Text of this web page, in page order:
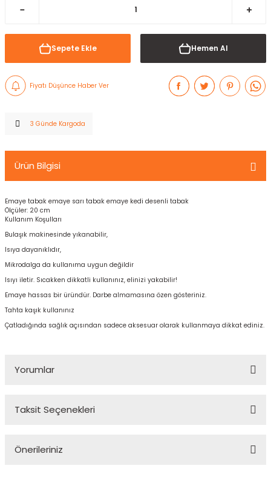
Sepete Ekle Hemen Al
Fiyatı Düşünce Haber Ver
3 Günde Kargoda
Ürün Bilgisi
Emaye tabak emaye sarı tabak emaye kedi desenli tabak
Ölçüler: 20 cm
Kullanım Koşulları
Bulaşık makinesinde yıkanabilir,
Isıya dayanıklıdır,
Mikrodalga da kullanıma uygun değildir
Isıyı iletir. Sıcakken dikkatli kullanınız, elinizi yakabilir!
Emaye hassas bir üründür. Darbe almamasına özen gösteriniz.
Tahta kaşık kullanınız
Çatladığında sağlık açısından sadece aksesuar olarak kullanmaya dikkat ediniz.
Yorumlar
Taksit Seçenekleri
Önerileriniz